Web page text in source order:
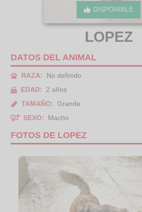
DISPONIBLE
LOPEZ
DATOS DEL ANIMAL
RAZA:
No definido
EDAD:
2 años
TAMAÑO:
Grande
SEXO:
Macho
FOTOS DE LOPEZ